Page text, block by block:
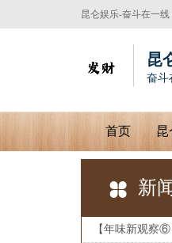
昆仑娱乐-奋斗在一
昆
奋斗
首页 昆
新